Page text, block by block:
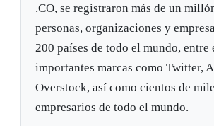
.CO, se registraron más de un
personas, organizaciones y
200 países de todo el mundo, entre
importantes marcas como Twitter,
Overstock, así como cientos de
empresarios de todo el mundo.